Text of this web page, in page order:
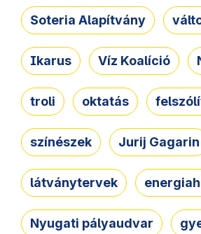
Soteria Alapítvány
Ikarus Víz Koalíció
troli oktatás
színészek Jurij Gagarin
látványtervek
Nyugati pályaudvar